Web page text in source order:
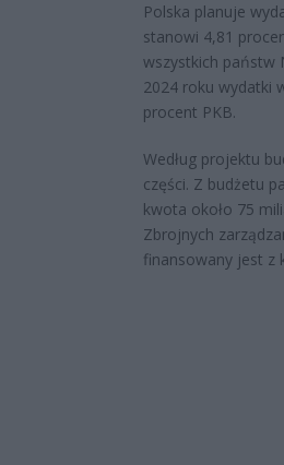
Polska planuje
stanowi 4,81
wszystkich państw
2024 roku wydatki
procent PKB.
Według projektu
części. Z budżetu
kwota około 75
Zbrojnych
finansowany jest z